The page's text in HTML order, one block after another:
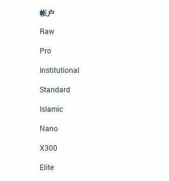
帐户
Raw
Pro
Institutional
Standard
Islamic
Nano
X300
Elite